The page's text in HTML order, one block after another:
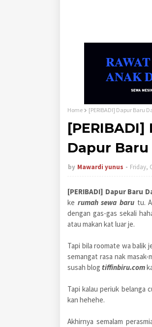
Home [PERIBADI] Dapur Baru
Dapur Baru
by Mawardi yunus Friday,
[PERIBADI] Dapur Baru
ke rumah sewa baru tu.
dengan gas-gas sekali
atau makan kat luar je.
Tapi bila roomate wa balik
semangat rasa nak masak-
susah blog tiffinbiru.com
Tapi kalau periuk belanga
kan hehehe.
Akhirnya semalam